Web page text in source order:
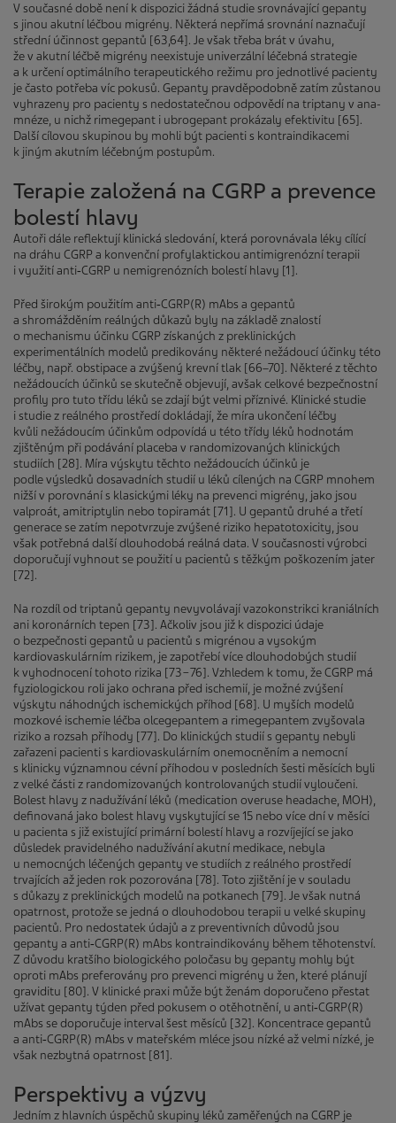
V současné době není k dispozici žádná studie srovnávající gepanty
s jinou akutní léčbou migrény. Některá nepřímá srovnání naznačují
střední účinnost gepantů [63,64]. Je však třeba brát v úvahu,
že v akutní léčbě migrény neexistuje univerzální léčebná strategie
a k určení optimálního terapeutického režimu pro jednotlivé pacienty
je často potřeba víc pokusů. Gepanty pravděpodobně zatím zůstanou
vyhrazeny pro pacienty s nedostatečnou odpovědí na triptany v ana­
mné­ze, u nichž rimegepant i ubrogepant prokázaly efektivitu [65].
Další cílovou skupinou by mohli být pacienti s kontraindikacemi
k jiným akutním léčebným postupům.
Terapie založená na CGRP a prevence
bolestí hlavy
Autoři dále reflektují klinická sledování, která porovnávala léky cílící
na dráhu CGRP a konvenční profylaktickou antimigrenózní terapii
i využití anti‑CGRP u nemigrenózních bolestí hlavy [1].
Před širokým použitím anti‑CGRP(R) mAbs a gepantů
a shromážděním reálných důkazů byly na základě znalostí
o mechanismu účinku CGRP získaných z preklinických
experimentálních modelů predikovány některé nežádoucí účinky této
léčby, např. obstipace a zvýšený krevní tlak [66–70]. Některé z těchto
nežádoucích účinků se skutečně objevují, avšak celkové bezpečnostní
profily pro tuto třídu léků se zdají být velmi příznivé. Klinické studie
i studie z reálného prostředí dokládají, že míra ukončení léčby
kvůli nežádoucím účinkům odpovídá u této třídy léků hodnotám
zjištěným při podávání placeba v randomizovaných klinických
studiích [28]. Míra výskytu těchto nežádoucích účinků je
podle výsledků dosavadních studií u léků cílených na CGRP mnohem
nižší v porovnání s klasickými léky na prevenci migrény, jako jsou
valproát, amitriptylin nebo topiramát [71]. U gepantů druhé a třetí
generace se zatím nepotvrzuje zvýšené riziko hepatotoxicity, jsou
však potřebná další dlouhodobá reálná data. V současnosti výrobci
doporučují vyhnout se použití u pacientů s těžkým poškozením jater
[72].
Na rozdíl od triptanů gepanty nevyvolávají vazokonstrikci kraniálních
ani koronárních tepen [73]. Ačkoliv jsou již k dispozici údaje
o bezpečnosti gepantů u pacientů s mi­gré­nou a vysokým
kardiovaskulárním rizikem, je zapotřebí více dlouhodobých studií
k vyhodnocení tohoto rizika [73−76]. Vzhledem k tomu, že CGRP má
fyziologickou roli jako ochrana před ischemií, je možné zvýšení
výskytu náhodných ischemických příhod [68]. U myších modelů
mozkové ischemie léčba olcegepantem a rimegepantem zvyšovala
riziko a rozsah příhody [77]. Do klinických studií s gepanty nebyli
zařazeni pacienti s kardiovaskulárním onemocněním a nemocní
s klinicky významnou cévní příhodou v posledních šesti měsících byli
z velké části z randomizovaných kontrolovaných studií vyloučeni.
Bolest hlavy z nadužívání léků (medication overuse headache, MOH),
definovaná jako bolest hlavy vyskytující se 15 nebo více dní v měsíci
u pacienta s již existující primární bolestí hlavy a rozvíjející se jako
důsledek pravidelného nadužívání akutní medikace, nebyla
u nemocných léčených gepanty ve studiích z reálného prostředí
trvajících až jeden rok pozorována [78]. Toto zjištění je v souladu
s důkazy z preklinických modelů na potkanech [79]. Je však nutná
opatrnost, protože se jedná o dlouhodobou terapii u velké skupiny
pacientů. Pro nedostatek údajů a z preventivních důvodů jsou
gepanty a anti­‑CGRP(R) mAbs kontraindikovány během těhotenství.
Z důvodu kratšího biologického poločasu by gepanty mohly být
oproti mAbs preferovány pro prevenci migrény u žen, které plánují
graviditu [80]. V klinické praxi může být ženám doporučeno přestat
užívat gepanty týden před pokusem o otěhotnění, u anti­‑CGRP(R)
mAbs se doporučuje interval šest měsíců [32]. Koncentrace gepantů
a anti‑CGRP(R) mAbs v mateřském mléce jsou nízké až velmi nízké, je
však nezbytná opatrnost [81].
Perspektivy a výzvy
Jedním z hlavních úspěchů skupiny léků zaměřených na CGRP je